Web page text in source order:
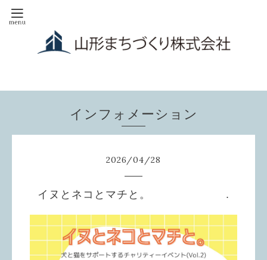
インフォメーション
2026/04/28
イヌとネコとマチと。 .